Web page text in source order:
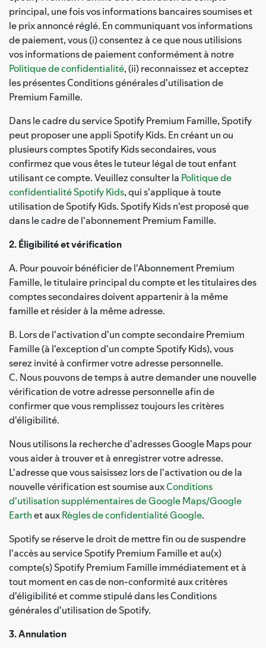
principal, une fois vos informations bancaires soumises et
le prix annoncé réglé. En communiquant vos informations
de paiement, vous (i) consentez à ce que nous utilisions
vos informations de paiement conformément à notre
Politique de confidentialité, (ii) reconnaissez et acceptez
les présentes Conditions générales d'utilisation de
Premium Famille.
Dans le cadre du service Spotify Premium Famille, Spotify
peut proposer une appli Spotify Kids. En créant un ou
plusieurs comptes Spotify Kids secondaires, vous
confirmez que vous êtes le tuteur légal de tout enfant
utilisant ce compte. Veuillez consulter la Politique de
confidentialité Spotify Kids, qui s'applique à toute
utilisation de Spotify Kids. Spotify Kids n'est proposé que
dans le cadre de l'abonnement Premium Famille.
2. Éligibilité et vérification
A. Pour pouvoir bénéficier de l'Abonnement Premium
Famille, le titulaire principal du compte et les titulaires des
comptes secondaires doivent appartenir à la même
famille et résider à la même adresse.
B. Lors de l'activation d'un compte secondaire Premium
Famille (à l'exception d'un compte Spotify Kids), vous
serez invité à confirmer votre adresse personnelle.
C. Nous pouvons de temps à autre demander une nouvelle
vérification de votre adresse personnelle afin de
confirmer que vous remplissez toujours les critères
d'éligibilité.
Nous utilisons la recherche d'adresses Google Maps pour
vous aider à trouver et à enregistrer votre adresse.
L'adresse que vous saisissez lors de l'activation ou de la
nouvelle vérification est soumise auxConditions
d'utilisation supplémentaires de Google Maps/Google
Earthet auxRègles de confidentialité Google.
Spotify se réserve le droit de mettre fin ou de suspendre
l'accès au service Spotify Premium Famille et au(x)
compte(s) Spotify Premium Famille immédiatement et à
tout moment en cas de non-conformité aux critères
d'éligibilité et comme stipulé dans les Conditions
générales d'utilisation de Spotify.
3. Annulation